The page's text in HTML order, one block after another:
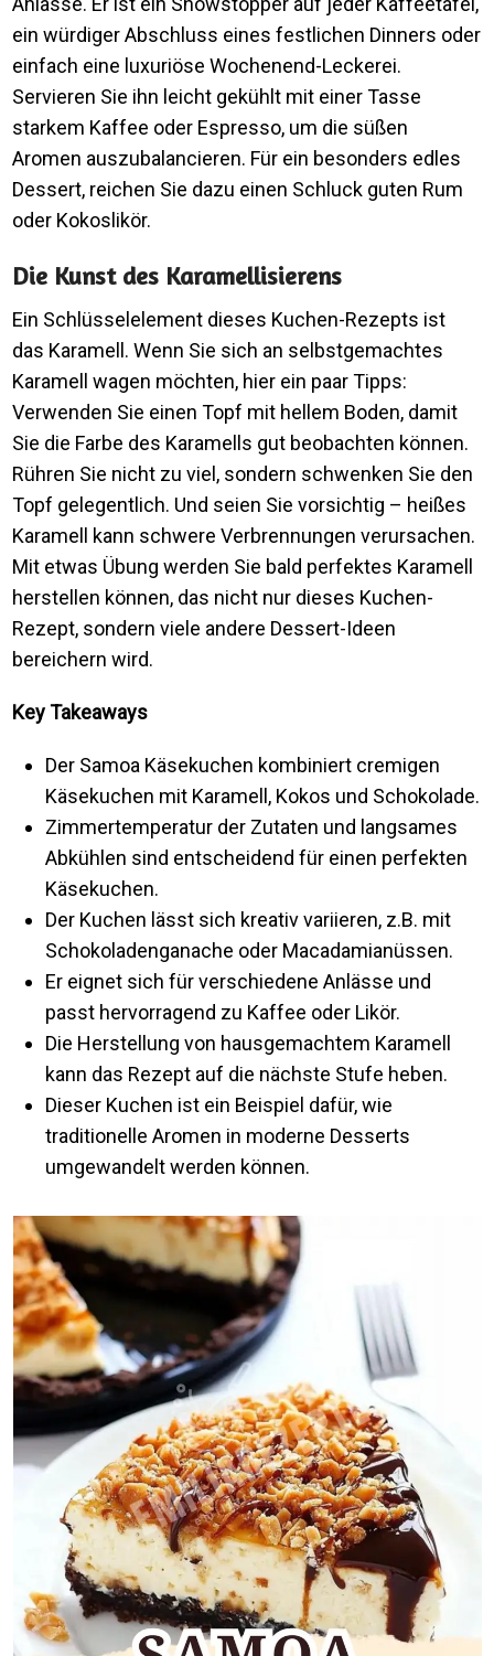
ein würdiger Abschluss eines festlichen Dinners oder
einfach eine luxuriöse Wochenend-Leckerei.
Servieren Sie ihn leicht gekühlt mit einer Tasse
starkem Kaffee oder Espresso, um die süßen
Aromen auszubalancieren. Für ein besonders edles
Dessert, reichen Sie dazu einen Schluck guten Rum
oder Kokoslikör.
Die Kunst des Karamellisierens
Ein Schlüsselelement dieses Kuchen-Rezepts ist
das Karamell. Wenn Sie sich an selbstgemachtes
Karamell wagen möchten, hier ein paar Tipps:
Verwenden Sie einen Topf mit hellem Boden, damit
Sie die Farbe des Karamells gut beobachten können.
Rühren Sie nicht zu viel, sondern schwenken Sie den
Topf gelegentlich. Und seien Sie vorsichtig – heißes
Karamell kann schwere Verbrennungen verursachen.
Mit etwas Übung werden Sie bald perfektes Karamell
herstellen können, das nicht nur dieses Kuchen-
Rezept, sondern viele andere Dessert-Ideen
bereichern wird.
Key Takeaways
Der Samoa Käsekuchen kombiniert cremigen
Käsekuchen mit Karamell, Kokos und Schokolade.
Zimmertemperatur der Zutaten und langsames
Abkühlen sind entscheidend für einen perfekten
Käsekuchen.
Der Kuchen lässt sich kreativ variieren, z.B. mit
Schokoladenganache oder Macadamianüssen.
Er eignet sich für verschiedene Anlässe und
passt hervorragend zu Kaffee oder Likör.
Die Herstellung von hausgemachtem Karamell
kann das Rezept auf die nächste Stufe heben.
Dieser Kuchen ist ein Beispiel dafür, wie
traditionelle Aromen in moderne Desserts
umgewandelt werden können.